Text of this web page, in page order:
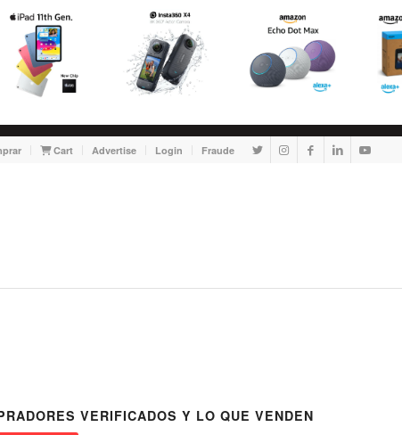
Cart Advertise Login Fraude
VERIFICADOS Y LO QUE VENDEN